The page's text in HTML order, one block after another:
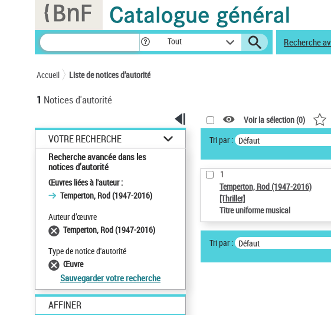
Tout Recherche
Accueil Liste de notices d’autorité
1 Notices d'autorité
VOTRE RECHERCHE
Recherche avancée dans les
notices d’autorité
Œuvres liées à l'auteur :
Temperton, Rod (1947-2016)
Auteur d’œuvre
Temperton, Rod (1947-2016)
Type de notice d'autorité
Œuvre
Sauvegarder votre recherche
AFFINER
Voir la sélection (0)
Tri par : Défaut
1
Temperton, Rod (1947-2016)
[Thriller]
Titre uniforme musical
Tri par : Défaut
Panneau de gestion des cookies